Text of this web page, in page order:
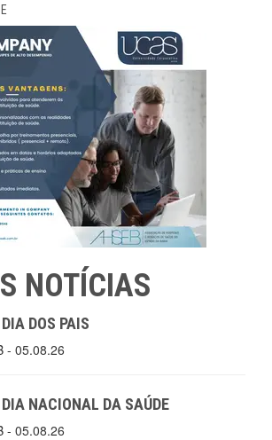
NOTÍCIAS
DOS PAIS
- 05.08.26
NACIONAL DA SAÚDE
- 05.08.26